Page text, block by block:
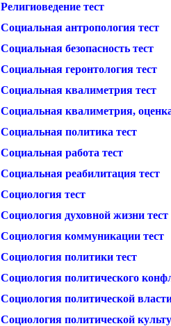
Религиоведение тест
Социальная антропология тест
Социальная безопасность тест
Социальная геронтология тест
Социальная квалиметрия тест
Социальная квалиметрия,
Социальная политика тест
Социальная работа тест
Социальная реабилитация тест
Социология тест
Социология духовной жизни тест
Социология коммуникации тест
Социология политики тест
Социология политического
Социология политической
Социология политической